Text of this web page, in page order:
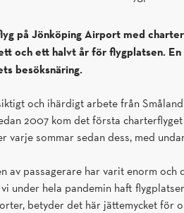
på Jönköping Airport med
och ett halvt år för flygplatsen.
besöksnäring.
och ihärdigt arbete från
2007 kom det första
varje sommar sedan dess, med
av passagerare har varit enorm
under hela pandemin haft
betyder det här jättemycket för